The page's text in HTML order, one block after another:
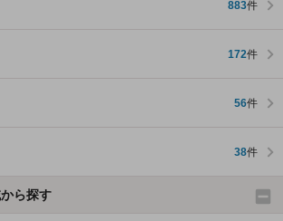
883件
172件
56件
38件
ら探す